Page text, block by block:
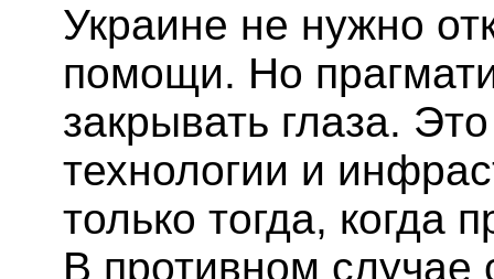
Украине не нужно
помощи. Но
закрывать глаза.
технологии и
только тогда, когда
В противном случае